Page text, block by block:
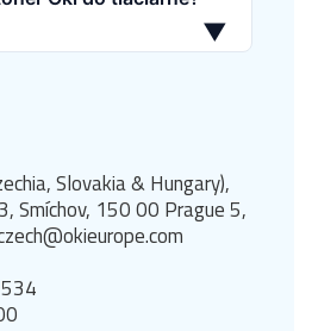
▼
Slovakia & Hungary),
Smíchov, 150 00 Prague 5,